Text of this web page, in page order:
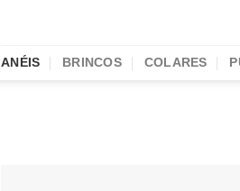
ANÉIS BRINCOS COLARES